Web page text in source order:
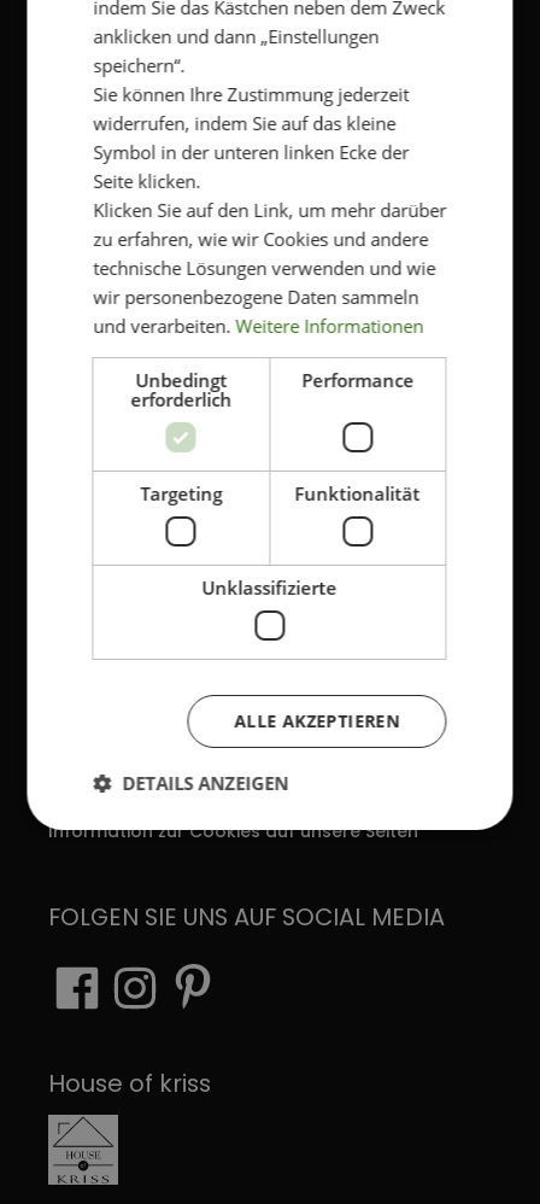
Nachname *
*
Genehmigen Sie die Speicherung Ihrer
persönlichen Daten
Klicken Sie hier, um die Bedingungen und die
Datenschutzbestimmungen von Kriss einzusehen.
Ja, ich bin damit einverstanden, dass meine
Daten gespeichert werden
SUPPORT
Kontakt
Datenschutzerklärung
Information zur Cookies auf unsere Seiten
FOLGEN SIE UNS AUF SOCIAL MEDIA
House of kriss
indem Sie das Kästchen neben dem Zweck
anklicken und dann „Einstellungen
speichern“.
Sie können Ihre Zustimmung jederzeit
widerrufen, indem Sie auf das kleine
Symbol in der unteren linken Ecke der
Seite klicken.
Klicken Sie auf den Link, um mehr darüber
zu erfahren, wie wir Cookies und andere
technische Lösungen verwenden und wie
wir personenbezogene Daten sammeln
und verarbeiten.Weitere Informationen
Unbedingt
erforderlich
Performance
Targeting Funktionalität
Unklassifizierte
ALLE AKZEPTIEREN
DETAILS ANZEIGEN